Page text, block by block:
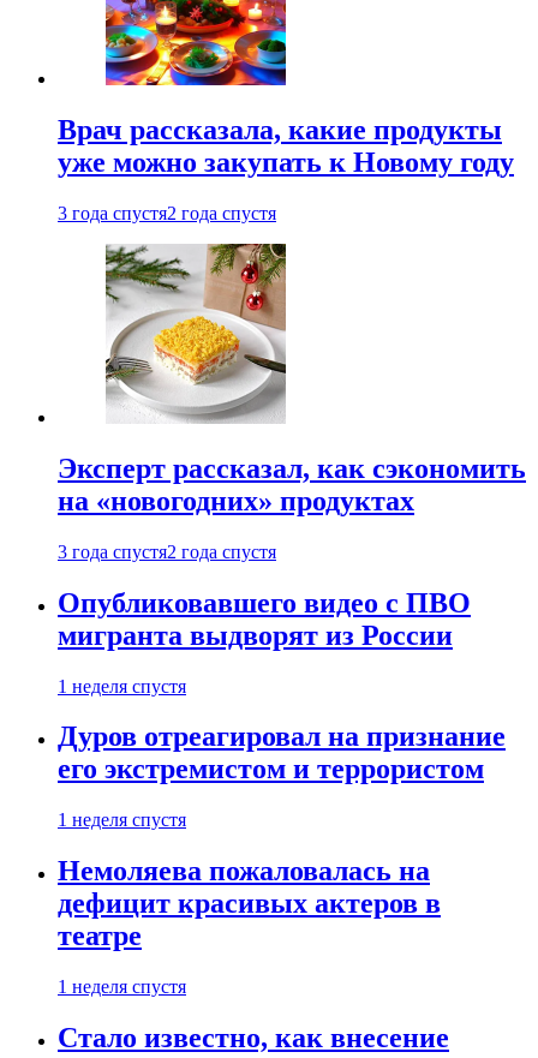
Врач рассказала, какие продукты
уже можно закупать к Новому году
3 года спустя2 года спустя
Эксперт рассказал, как сэкономить
на «новогодних» продуктах
3 года спустя2 года спустя
Опубликовавшего видео с ПВО
мигранта выдворят из России
1 неделя спустя
Дуров отреагировал на признание
его экстремистом и террористом
1 неделя спустя
Немоляева пожаловалась на
дефицит красивых актеров в
театре
1 неделя спустя
Стало известно, как внесение